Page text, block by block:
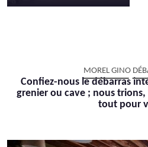
MOREL GINO
Confiez-nous le débarras
grenier ou cave ; nous
tout pour